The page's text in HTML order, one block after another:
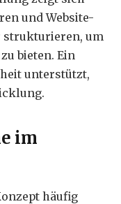
und Website-
strukturieren, um
bieten. Ein
unterstützt,
im
häufig